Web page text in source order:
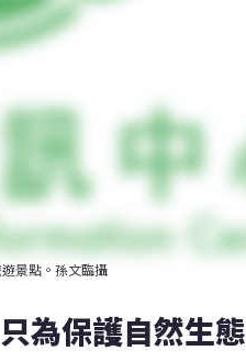
景點。孫文臨攝
為保護自然生態